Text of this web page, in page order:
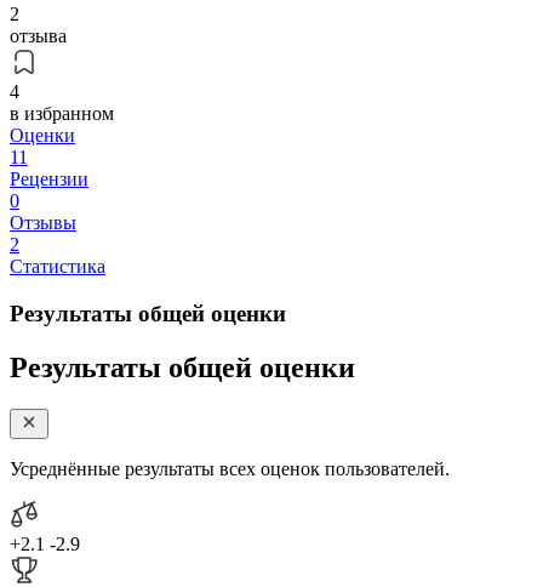
2
отзыва
4
в избранном
Оценки
11
Рецензии
0
Отзывы
2
Статистика
Результаты общей оценки
Результаты общей оценки
Усреднённые результаты всех оценок пользователей.
+2.1 -2.9